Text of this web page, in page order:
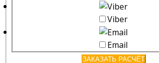
Viber
Email
ЗАКАЗАТЬ РАСЧЁТ